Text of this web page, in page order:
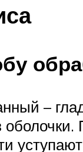
–
оболочки.